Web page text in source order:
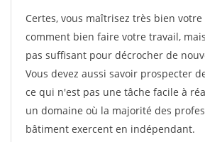
Certes, vous maîtrisez très bien
comment bien faire votre travail,
pas suffisant pour décrocher de
Vous devez aussi savoir prospecter
ce qui n'est pas une tâche facile à
un domaine où la majorité des
bâtiment exercent en indépendant.